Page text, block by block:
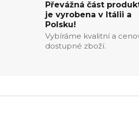
Převážná část
je vyrobena v Itálii a
Polsku!
Vybíráme kvalitní a
dostupné zboží.